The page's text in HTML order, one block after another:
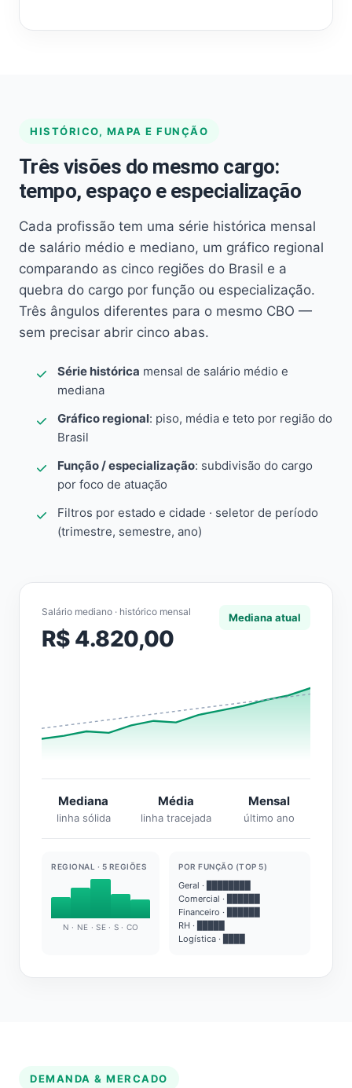
HISTÓRICO, MAPA E FUNÇÃO
Três visões do mesmo cargo:
tempo, espaço e especialização
Cada profissão tem uma série histórica mensal
de salário médio e mediano, um gráfico regional
comparando as cinco regiões do Brasil e a
quebra do cargo por função ou especialização.
Três ângulos diferentes para o mesmo CBO —
sem precisar abrir cinco abas.
Série histórica mensal de salário médio e
mediana
Gráfico regional: piso, média e teto por região do
Brasil
Função / especialização: subdivisão do cargo
por foco de atuação
Filtros por estado e cidade · seletor de período
(trimestre, semestre, ano)
Salário mediano · histórico mensal
R$ 4.820,00
Mediana atual
Mediana
linha sólida
Média
linha tracejada
Mensal
último ano
REGIONAL · 5 REGIÕES
N · NE · SE · S · CO
POR FUNÇÃO (TOP 5)
Geral · ████████
Comercial · ██████
Financeiro · ██████
RH · █████
Logística · ████
DEMANDA & MERCADO